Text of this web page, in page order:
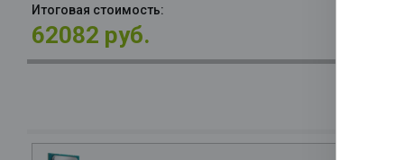
Итоговая стоимость:
62082 руб.